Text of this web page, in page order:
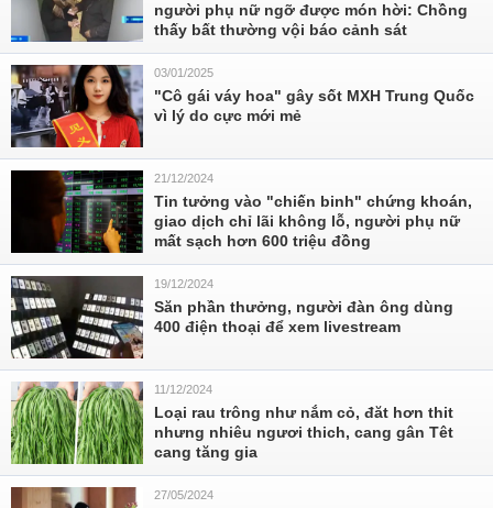
người phụ nữ ngỡ được món hời: Chồng
thấy bất thường vội báo cảnh sát
03/01/2025
"Cô gái váy hoa" gây sốt MXH Trung Quốc
vì lý do cực mới mẻ
21/12/2024
Tin tưởng vào "chiến binh" chứng khoán,
giao dịch chỉ lãi không lỗ, người phụ nữ
mất sạch hơn 600 triệu đồng
19/12/2024
Săn phần thưởng, người đàn ông dùng
400 điện thoại để xem livestream
11/12/2024
Loại rau trông như nắm cỏ, đăt hơn thit
nhưng nhiêu ngươi thich, cang gân Têt
cang tăng gia
27/05/2024